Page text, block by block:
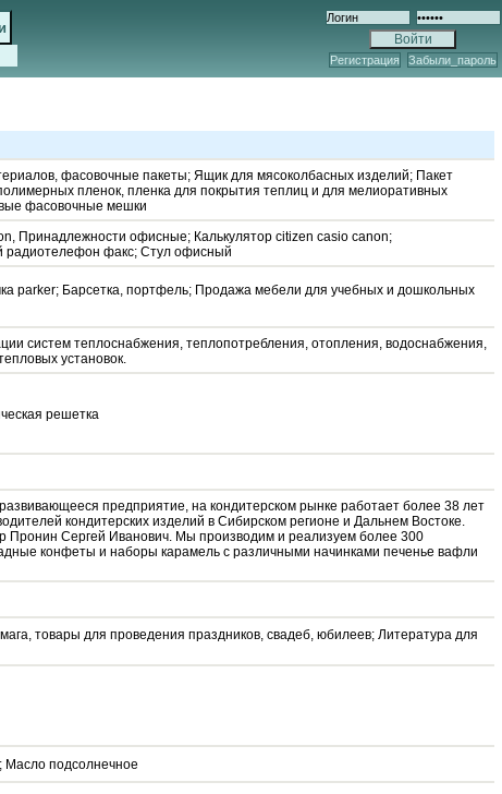
Регистрация Забыли_пароль
фасовочные пакеты; Ящик для мясоколбасных изделий; Пакет
пленок, пленка для покрытия теплиц и для мелиоративных
фасовочные мешки
Принадлежности офисные; Калькулятор citizen casio canon;
радиотелефон факс; Стул офисный
parker; Барсетка, портфель; Продажа мебели для учебных и дошкольных
систем теплоснабжения, теплопотребления, отопления, водоснабжения,
установок.
решетка
предприятие, на кондитерском рынке работает более 38 лет
кондитерских изделий в Сибирском регионе и Дальнем Востоке.
Пронин Сергей Иванович. Мы производим и реализуем более 300
конфеты и наборы карамель с различными начинками печенье вафли
товары для проведения праздников, свадеб, юбилеев; Литература для
Масло подсолнечное